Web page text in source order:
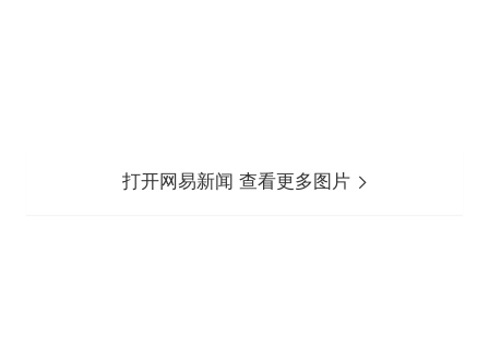
打开网易新闻 查看更多图片